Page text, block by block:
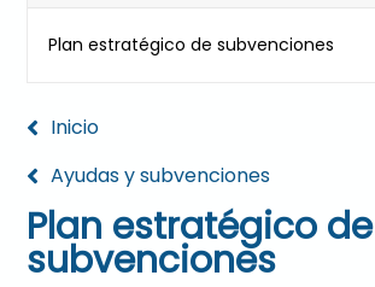
Plan estratégico de subvenciones
Inicio
Ayudas y subvenciones
Plan estratégico de
subvenciones